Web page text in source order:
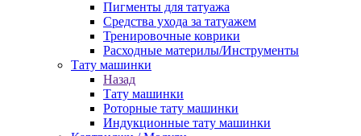
Пигменты для татуажа
Средства ухода за татуажем
Тренировочные коврики
Расходные материлы/Инструменты
Тату машинки
Назад
Тату машинки
Роторные тату машинки
Индукционные тату машинки